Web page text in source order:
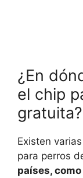
¿En
el chip
gratuita?
Existen
para perros
países,